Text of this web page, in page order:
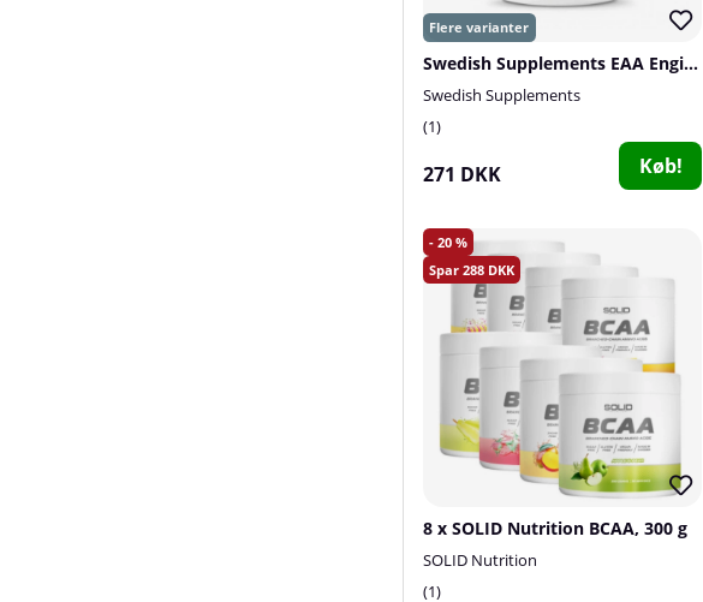
Swedish Supplements EAA Engine, 450 g
Swedish Supplements
1
271 DKK Køb!
20
288
8 x SOLID Nutrition BCAA, 300 g
SOLID Nutrition
1